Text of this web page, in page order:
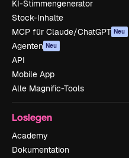
KI-Stimmengenerator
Stock-Inhalte
MCP für Claude/ChatGPT Neu
Agenten Neu
API
Mobile App
Alle Magnific-Tools
Loslegen
Academy
Dokumentation